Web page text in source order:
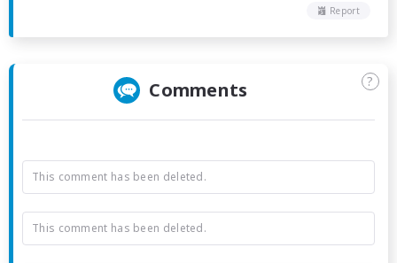
Report
Comments ?
This comment has been deleted.
This comment has been deleted.